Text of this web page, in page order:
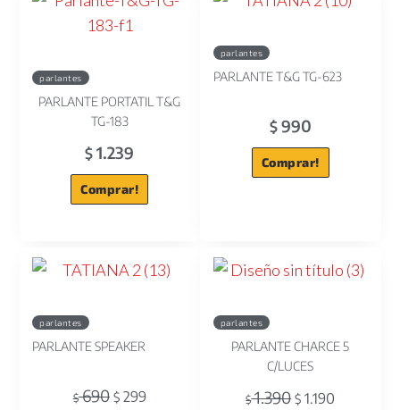
parlantes
PARLANTE PORTATIL T&G
TG-183
$ 1.239
Comprar!
parlantes
PARLANTE T&G TG-623
$990
Comprar!
parlantes
PARLANTE SPEAKER
$690 $299
parlantes
PARLANTE CHARCE 5
C/LUCES
$1.390 $ 1.190